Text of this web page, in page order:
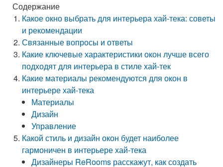
Содержание
Какое окно выбрать для интерьера хай-тека: советы
и рекомендации
Связанные вопросы и ответы
Какие ключевые характеристики окон лучше всего
подходят для интерьера в стиле хай-тек
Какие материалы рекомендуются для окон в
интерьере хай-тека
Материалы
Дизайн
Управление
Какой стиль и дизайн окон будет наиболее
гармоничен в интерьере хай-тека
Дизайнеры ReRooms расскажут, как создать